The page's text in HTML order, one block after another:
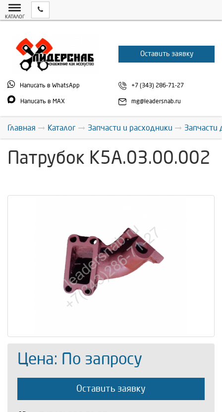
КАТАЛОГ
Оставить заявку
Написать в WhatsApp
Написать в MAX
+7 (343) 286-71-27
mg@leadersnab.ru
Главная Каталог Запчасти и расходники Запчасти
Патрубок К5А.03.00.002
Цена: По запросу
Оставить заявку